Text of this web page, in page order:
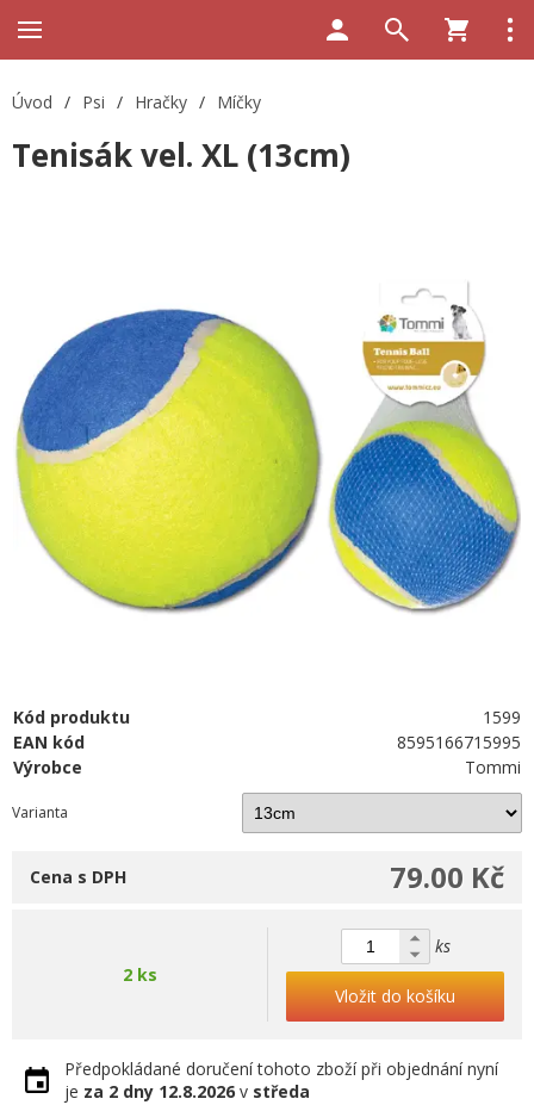
Úvod / Psi / Hračky / Míčky
Tenisák vel. XL (13cm)
Kód produktu
1599
EAN kód
8595166715995
Výrobce
Tommi
Varianta
79.00 Kč
Cena s DPH
2 ks
ks
Vložit do košíku
Předpokládané doručení tohoto zboží při objednání nyní
je za 2 dny 12.8.2026 v středa